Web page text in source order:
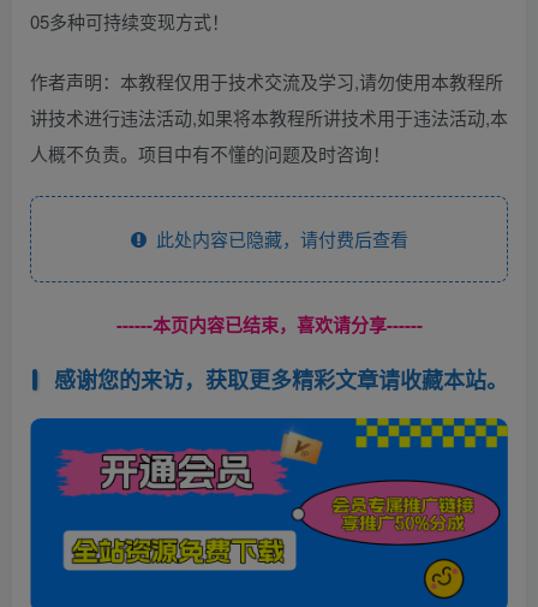
05多种可持续变现方式！
作者声明：本教程仅用于技术交流及学习,请勿使用本教程所
讲技术进行违法活动,如果将本教程所讲技术用于违法活动,本
人概不负责。项目中有不懂的问题及时咨询！
此处内容已隐藏，请付费后查看
------本页内容已结束，喜欢请分享------
感谢您的来访，获取更多精彩文章请收藏本站。